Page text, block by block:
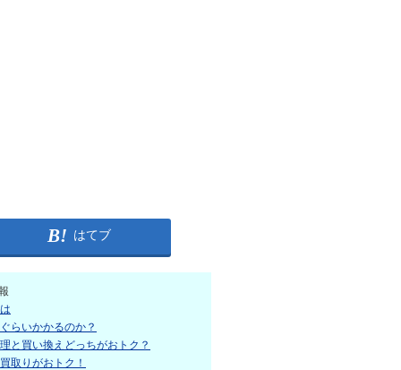
はてブ
らいかかるのか？
と買い換えどっちがおトク？
取りがおトク！